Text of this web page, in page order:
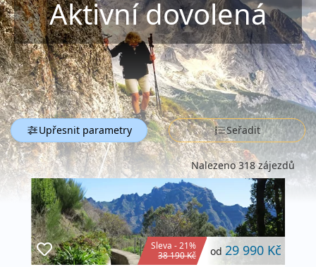
Aktivní dovolená
Upřesnit parametry Seřadit
Nalezeno 318 zájezdů
Sleva - 21%
38 190 Kč
od 29 990 Kč